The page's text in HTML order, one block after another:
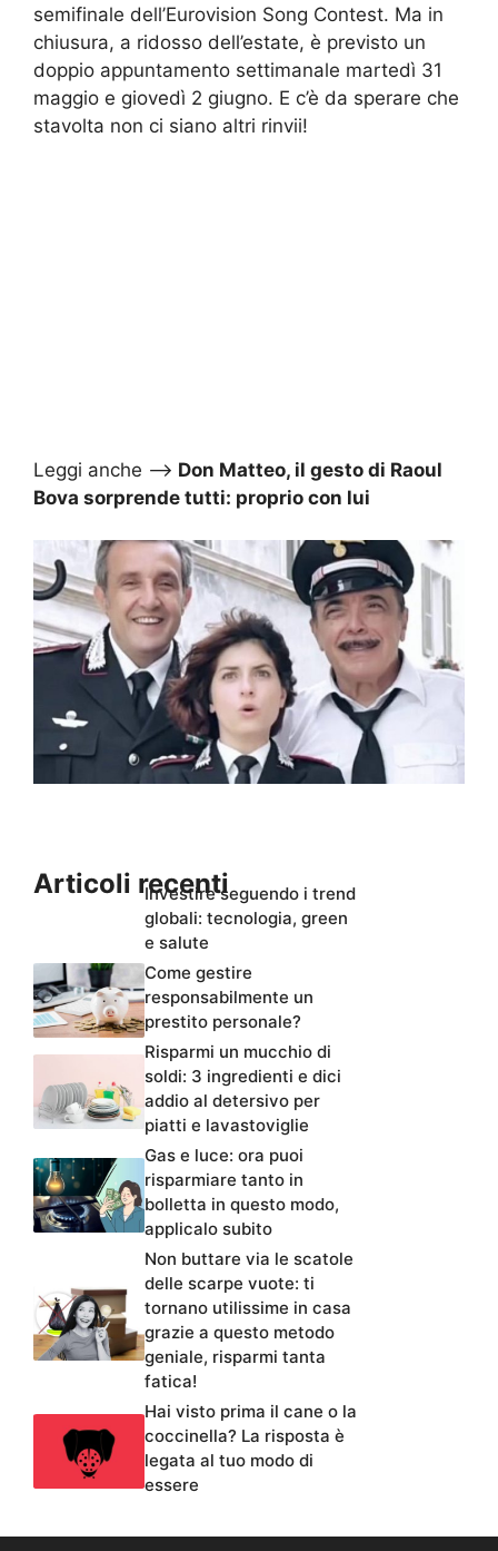
semifinale dell’Eurovision Song Contest. Ma in
chiusura, a ridosso dell’estate, è previsto un
doppio appuntamento settimanale martedì 31
maggio e giovedì 2 giugno. E c’è da sperare che
stavolta non ci siano altri rinvii!
Leggi anche –> Don Matteo, il gesto di Raoul
Bova sorprende tutti: proprio con lui
Articoli recentiInvestire seguendo i trend
globali: tecnologia, green
e salute
Come gestire
responsabilmente un
prestito personale?
Risparmi un mucchio di
soldi: 3 ingredienti e dici
addio al detersivo per
piatti e lavastoviglie
Gas e luce: ora puoi
risparmiare tanto in
bolletta in questo modo,
applicalo subito
Non buttare via le scatole
delle scarpe vuote: ti
tornano utilissime in casa
grazie a questo metodo
geniale, risparmi tanta
fatica!
Hai visto prima il cane o la
coccinella? La risposta è
legata al tuo modo di
essere